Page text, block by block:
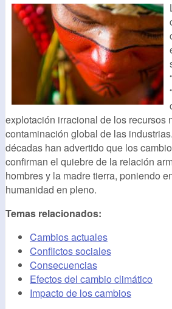
explotación irracional de los recursos
contaminación global de las
décadas han advertido que los
confirman el quiebre de la relación
hombres y la madre tierra, poniendo
humanidad en pleno.
Temas relacionados:
Cambios actuales
Conflictos sociales
Consecuencias
Efectos del cambio climático
Impacto de los cambios